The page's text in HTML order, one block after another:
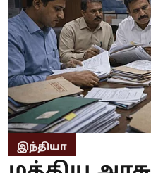
இந்தியா